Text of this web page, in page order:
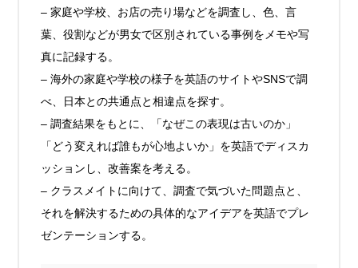
– 家庭や学校、お店の売り場などを調査し、色、言
葉、役割などが男女で区別されている事例をメモや写
真に記録する。
– 海外の家庭や学校の様子を英語のサイトやSNSで調
べ、日本との共通点と相違点を探す。
– 調査結果をもとに、「なぜこの表現は古いのか」
「どう変えれば誰もが心地よいか」を英語でディスカ
ッションし、改善案を考える。
– クラスメイトに向けて、調査で気づいた問題点と、
それを解決するための具体的なアイデアを英語でプレ
ゼンテーションする。